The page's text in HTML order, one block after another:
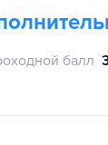
балл